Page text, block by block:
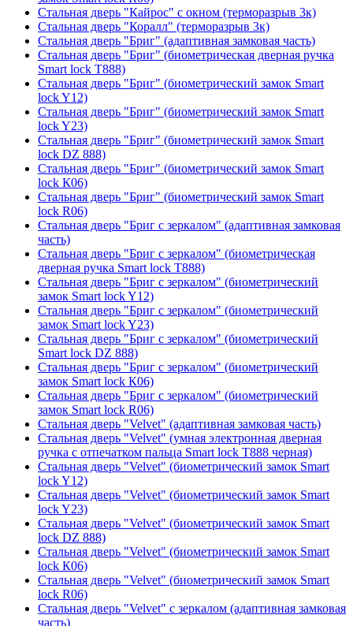
Стальная дверь "Кайрос" с окном (терморазрыв 3к)
Стальная дверь "Коралл" (терморазрыв 3к)
Стальная дверь "Бриг" (адаптивная замковая часть)
Стальная дверь "Бриг" (биометрическая дверная ручка
Smart lock T888)
Стальная дверь "Бриг" (биометрический замок Smart
lock Y12)
Стальная дверь "Бриг" (биометрический замок Smart
lock Y23)
Стальная дверь "Бриг" (биометрический замок Smart
lock DZ 888)
Стальная дверь "Бриг" (биометрический замок Smart
lock К06)
Стальная дверь "Бриг" (биометрический замок Smart
lock R06)
Стальная дверь "Бриг с зеркалом" (адаптивная замковая
часть)
Стальная дверь "Бриг с зеркалом" (биометрическая
дверная ручка Smart lock T888)
Стальная дверь "Бриг с зеркалом" (биометрический
замок Smart lock Y12)
Стальная дверь "Бриг с зеркалом" (биометрический
замок Smart lock Y23)
Стальная дверь "Бриг с зеркалом" (биометрический
Smart lock DZ 888)
Стальная дверь "Бриг с зеркалом" (биометрический
замок Smart lock К06)
Стальная дверь "Бриг с зеркалом" (биометрический
замок Smart lock R06)
Стальная дверь "Velvet" (адаптивная замковая часть)
Стальная дверь "Velvet" (умная электронная дверная
ручка с отпечатком пальца Smart lock T888 черная)
Стальная дверь "Velvet" (биометрический замок Smart
lock Y12)
Стальная дверь "Velvet" (биометрический замок Smart
lock Y23)
Стальная дверь "Velvet" (биометрический замок Smart
lock DZ 888)
Стальная дверь "Velvet" (биометрический замок Smart
lock К06)
Стальная дверь "Velvet" (биометрический замок Smart
lock R06)
Стальная дверь "Velvet" с зеркалом (адаптивная замковая
часть)